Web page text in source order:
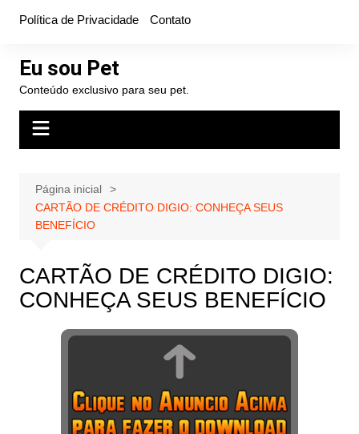
conteúdo
Política de Privacidade Contato
Eu sou Pet
Conteúdo exclusivo para seu pet.
Página inicial
CARTÃO DE CRÉDITO DIGIO: CONHEÇA SEUS
BENEFÍCIO
CARTÃO DE CRÉDITO DIGIO:
CONHEÇA SEUS BENEFÍCIO